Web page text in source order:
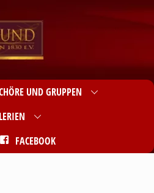
UND GRUPPEN
FACEBOOK